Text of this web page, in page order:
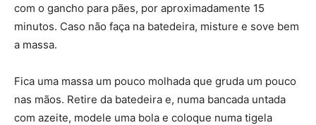
com o gancho para pães, por aproximadamente 15
minutos. Caso não faça na batedeira, misture e sove bem
a massa.
Fica uma massa um pouco molhada que gruda um pouco
nas mãos. Retire da batedeira e, numa bancada untada
com azeite, modele uma bola e coloque numa tigela